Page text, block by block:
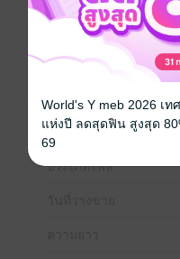
จีนโบราณ ภาษาจีน
ซีรีส์
ประเภทไฟล์
World's Y meb 2026 เ
แห่งปี ลดสุดฟิน สูงสุด
69